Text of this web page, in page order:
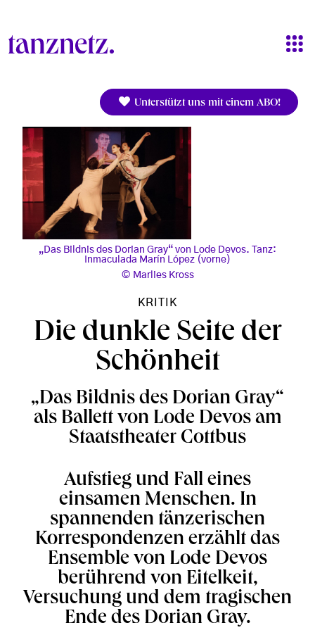
Unterstützt uns mit einem ABO!
„Das Bildnis des Dorian Gray“ von Lode Devos. Tanz:
Inmaculada Marín López (vorne)
Marlies Kross
KRITIK
Die dunkle Seite der
Schönheit
„Das Bildnis des Dorian Gray“
als Ballett von Lode Devos am
Staatstheater Cottbus
Aufstieg und Fall eines
einsamen Menschen. In
spannenden tänzerischen
Korrespondenzen erzählt das
Ensemble von Lode Devos
berührend von Eitelkeit,
Versuchung und dem tragischen
Ende des Dorian Gray.